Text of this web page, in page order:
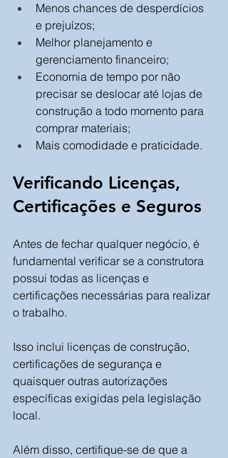
Menos chances de desperdícios
e prejuízos;
Melhor planejamento e
gerenciamento financeiro;
Economia de tempo por não
precisar se deslocar até lojas de
construção a todo momento para
comprar materiais;
Mais comodidade e praticidade.
Verificando Licenças,
Certificações e Seguros
Antes de fechar qualquer negócio, é
fundamental verificar se a construtora
possui todas as licenças e
certificações necessárias para realizar
o trabalho.
Isso inclui licenças de construção,
certificações de segurança e
quaisquer outras autorizações
específicas exigidas pela legislação
local.
Além disso, certifique-se de que a